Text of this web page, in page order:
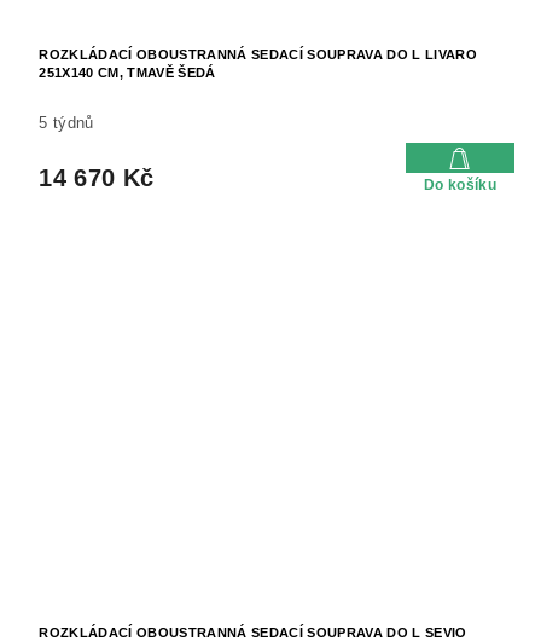
ROZKLÁDACÍ OBOUSTRANNÁ SEDACÍ SOUPRAVA DO L LIVARO
251X140 CM, TMAVĚ ŠEDÁ
5 týdnů
14 670 Kč Do košíku
ROZKLÁDACÍ OBOUSTRANNÁ SEDACÍ SOUPRAVA DO L SEVIO